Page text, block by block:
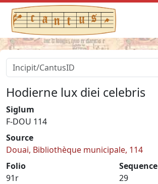
Hodierne lux diei celebris
Siglum
F-DOU 114
Source
Douai, Bibliothèque municipale, 114
Folio
91r
Sequence
29